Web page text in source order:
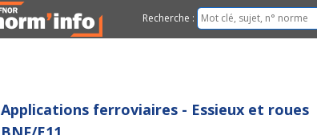
Recherche :
Applications ferroviaires - Essieux et roues